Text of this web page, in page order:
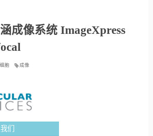
成像系统 ImageXpress
细胞 成像
们